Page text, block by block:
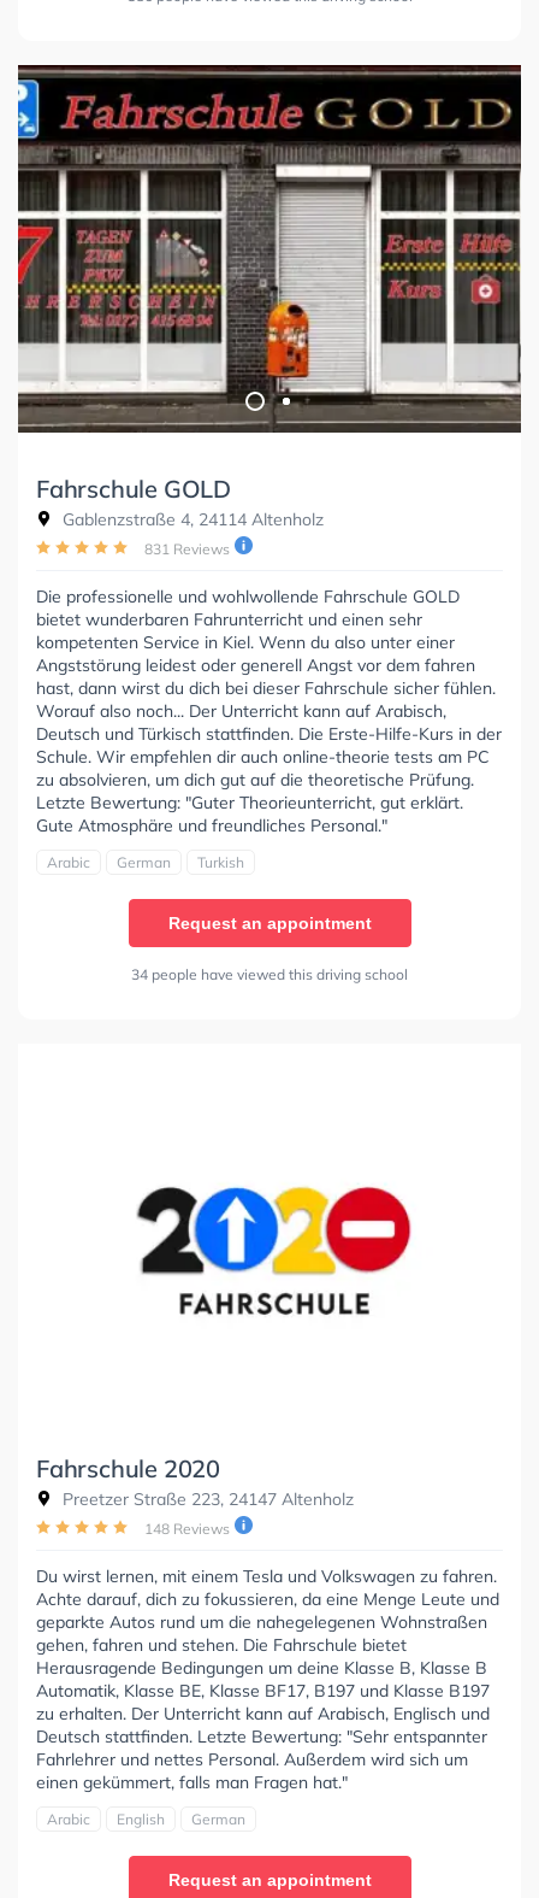
Fahrschule GOLD
Gablenzstraße 4, 24114 Altenholz
831 Reviews
Die professionelle und wohlwollende Fahrschule GOLD
bietet wunderbaren Fahrunterricht und einen sehr
kompetenten Service in Kiel. Wenn du also unter einer
Angststörung leidest oder generell Angst vor dem fahren
hast, dann wirst du dich bei dieser Fahrschule sicher fühlen.
Worauf also noch... Der Unterricht kann auf Arabisch,
Deutsch und Türkisch stattfinden. Die Erste-Hilfe-Kurs in der
Schule. Wir empfehlen dir auch online-theorie tests am PC
zu absolvieren, um dich gut auf die theoretische Prüfung.
Letzte Bewertung: "Guter Theorieunterricht, gut erklärt.
Gute Atmosphäre und freundliches Personal."
Arabic German Turkish
Request an appointment
34 people have viewed this driving school
Fahrschule 2020
Preetzer Straße 223, 24147 Altenholz
148 Reviews
Du wirst lernen, mit einem Tesla und Volkswagen zu fahren.
Achte darauf, dich zu fokussieren, da eine Menge Leute und
geparkte Autos rund um die nahegelegenen Wohnstraßen
gehen, fahren und stehen. Die Fahrschule bietet
Herausragende Bedingungen um deine Klasse B, Klasse B
Automatik, Klasse BE, Klasse BF17, B197 und Klasse B197
zu erhalten. Der Unterricht kann auf Arabisch, Englisch und
Deutsch stattfinden. Letzte Bewertung: "Sehr entspannter
Fahrlehrer und nettes Personal. Außerdem wird sich um
einen gekümmert, falls man Fragen hat."
Arabic English German
Request an appointment